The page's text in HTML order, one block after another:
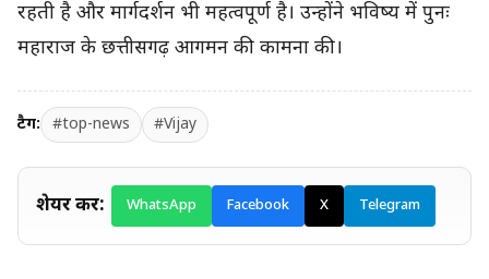
रहती है और मार्गदर्शन भी महत्वपूर्ण है। उन्होंने भविष्य में पुनः
महाराज के छत्तीसगढ़ आगमन की कामना की।
टैग: #top-news #Vijay
शेयर करें: WhatsApp Facebook X Telegram